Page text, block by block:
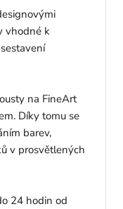
vhodné k
na FineArt
Díky tomu se
barev,
v prosvětlených
24 hodin od